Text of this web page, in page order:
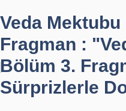
Veda
Fragman :
Bölüm 3.
Sürprizlerle